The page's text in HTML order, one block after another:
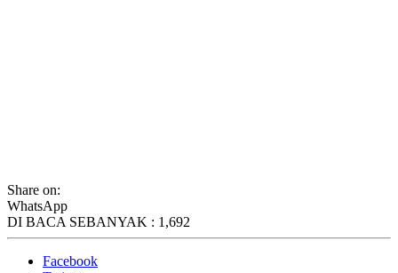
Share on:
WhatsApp
DI BACA SEBANYAK : 1,692
Facebook